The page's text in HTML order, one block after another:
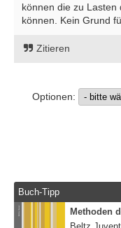
können die zu Lasten
können. Kein Grund
Zitieren
Optionen:
Buch-Tipp
Methoden